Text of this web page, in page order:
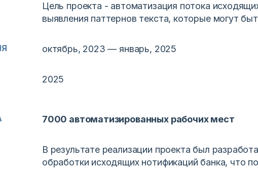
Цель проекта - автоматизация потока
выявления паттернов текста, которые могут
октябрь, 2023 — январь, 2025
2025
7000 автоматизированных рабочих мест
В результате реализации проекта был
обработки исходящих нотификаций банка, что